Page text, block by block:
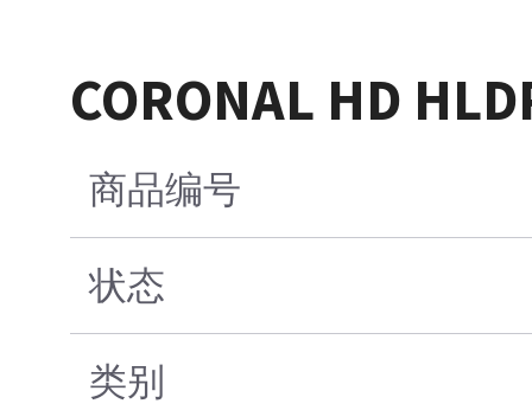
CORONAL HD
商品编号
状态
类别